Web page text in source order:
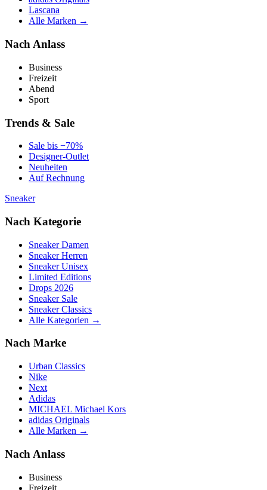
Lascana
Alle Marken →
Nach Anlass
Business
Freizeit
Abend
Sport
Trends & Sale
Sale bis −70%
Designer-Outlet
Neuheiten
Auf Rechnung
Sneaker
Nach Kategorie
Sneaker Damen
Sneaker Herren
Sneaker Unisex
Limited Editions
Drops 2026
Sneaker Sale
Sneaker Classics
Alle Kategorien →
Nach Marke
Urban Classics
Nike
Next
Adidas
MICHAEL Michael Kors
adidas Originals
Alle Marken →
Nach Anlass
Business
Freizeit